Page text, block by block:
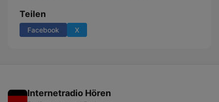
Teilen
Facebook X
Internetradio Hören